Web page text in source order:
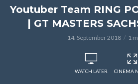
Youtuber Team RING
| GT MASTERS
14. September 2018 1
WATCH LATER CINEMA